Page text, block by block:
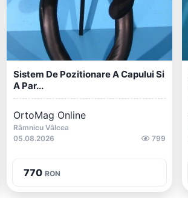
Sistem De Pozitionare A Capului Si
A Par...
OrtoMag Online
Râmnicu Vâlcea
05.08.2026
799
770 RON